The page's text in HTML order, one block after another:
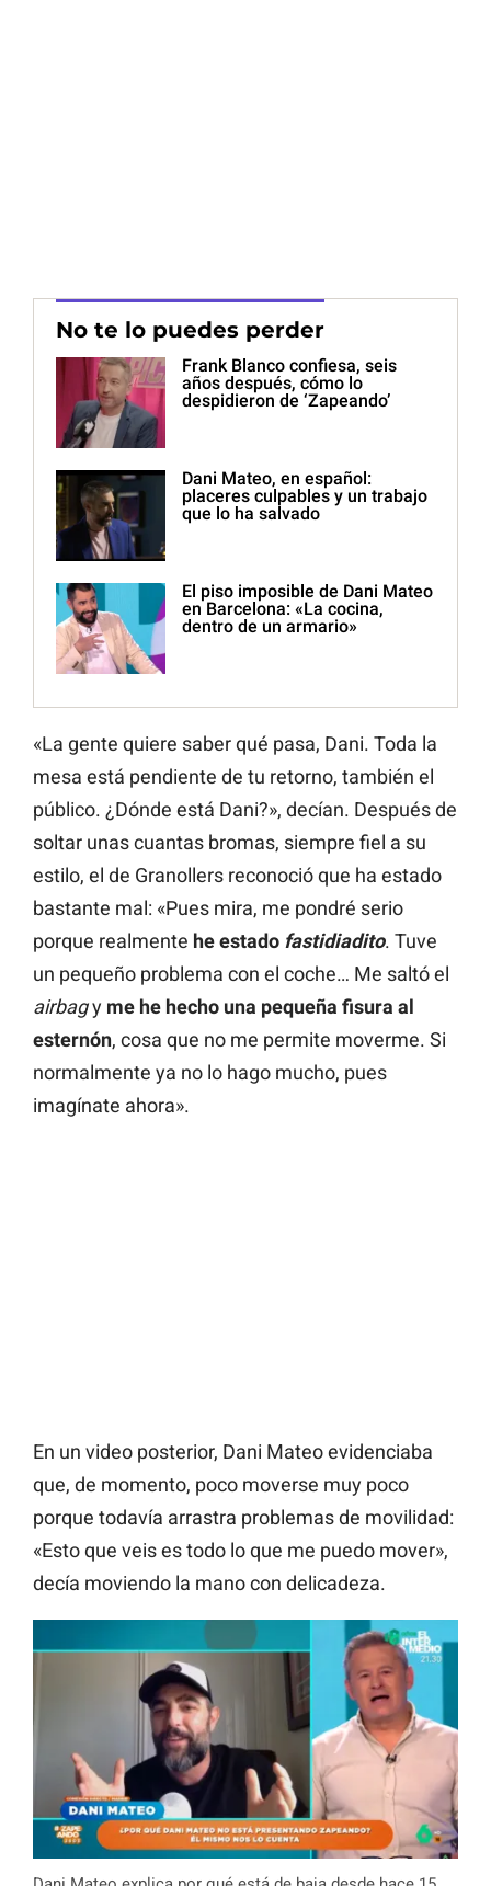
No te lo puedes perder
Frank Blanco confiesa, seis
años después, cómo lo
despidieron de ‘Zapeando’
Dani Mateo, en español:
placeres culpables y un trabajo
que lo ha salvado
El piso imposible de Dani Mateo
en Barcelona: «La cocina,
dentro de un armario»
«La gente quiere saber qué pasa, Dani. Toda la
mesa está pendiente de tu retorno, también el
público. ¿Dónde está Dani?», decían. Después de
soltar unas cuantas bromas, siempre fiel a su
estilo, el de Granollers reconoció que ha estado
bastante mal: «Pues mira, me pondré serio
porque realmente he estado fastidiadito. Tuve
un pequeño problema con el coche… Me saltó el
airbagy me he hecho una pequeña fisura al
esternón, cosa que no me permite moverme. Si
normalmente ya no lo hago mucho, pues
imagínate ahora».
En un video posterior, Dani Mateo evidenciaba
que, de momento, poco moverse muy poco
porque todavía arrastra problemas de movilidad:
«Esto que veis es todo lo que me puedo mover»,
decía moviendo la mano con delicadeza.